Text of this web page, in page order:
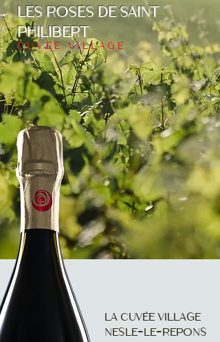
La Cuvée Village
Nesle-le-Repons
Les roses de saint
philibert
CUVEE VILLAGE